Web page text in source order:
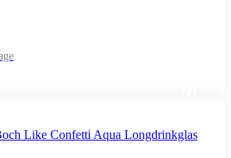
Like Confetti Aqua Longdrinkglas